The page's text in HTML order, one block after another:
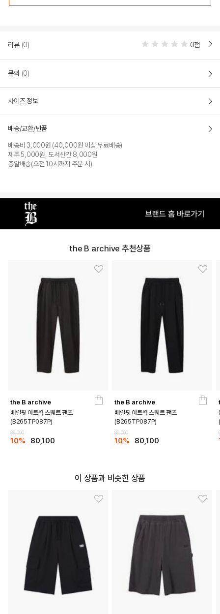
DETAILS
리뷰 (0) 0점
문의 (0)
사이즈 정보
배송/교환/반품
배송비 3,000원 (40,000원 이상 무료배송)
제주 5,000원, 도서산간 8,000원
총알배송(오전 10시까지 주문 시)
the B archive 추천상품
the B archive
배럴핏 아트웍 스웨트 팬츠
(B265TP087P)
89,000
10% 80,100
the B archive
배럴핏 아트웍 스웨트 팬츠
(B265TP087P)
89,000
10% 80,100
이 상품과 비슷한 상품